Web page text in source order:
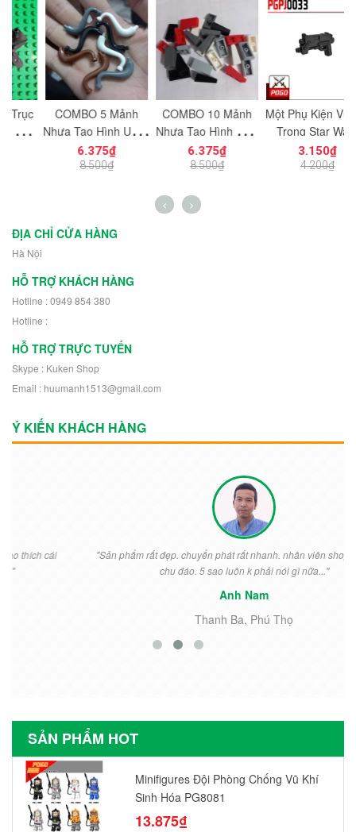
COMBO 5 Mảnh
Nhựa Tạo Hình Uống
Cong Dùng Cho Mô
Hình Nhân Vật Mini
6.375₫
8.500₫
COMBO 10 Mảnh
Nhựa Tạo Hình Trơn
Vát Dọc 1x2
NO.1725 Đồ Chơi
6.375₫
8.500₫
Một Phụ Kiện Vũ Khí
Trong Star Wars
PGPJ0033 NO.1198
- Phụ Kiện MOC
3.150₫
4.200₫
ĐỊA CHỈ CỬA HÀNG
Hà Nội
HỖ TRỢ KHÁCH HÀNG
Hotline : 0949 854 380
Hotline :
HỖ TRỢ TRỰC TUYẾN
Skype : Kuken Shop
Email : huumanh1513@gmail.com
Ý KIẾN KHÁCH HÀNG
"Sản phẩm rất đẹp. chuyển phát rất nhanh. nhân viên shop nhiệt tình
chu đáo. 5 sao luôn k phải nói gì nữa..."
Thanh Ba, Phú Thọ
SẢN PHẨM HOT
Minifigures Đội Phòng Chống Vũ Khí
Sinh Hóa PG8081
13.875₫